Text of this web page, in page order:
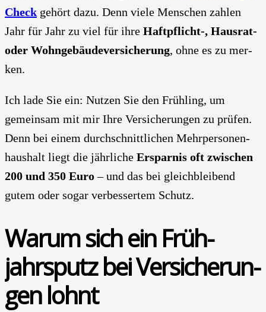
Check gehört dazu. Denn vie­le Men­schen zah­len
Jahr für Jahr zu viel für ihre Haftpflicht‑, Haus­rat-
oder Wohn­ge­bäu­de­ver­si­che­rung, ohne es zu mer­
ken.
Ich lade Sie ein: Nut­zen Sie den Früh­ling, um
gemein­sam mit mir Ihre Ver­si­che­run­gen zu prü­fen.
Denn bei einem durch­schnitt­li­chen Mehr­per­so­nen­
haus­halt liegt die jähr­li­che Erspar­nis oft zwi­schen
200 und 350 Euro– und das bei gleich­blei­bend
gutem oder sogar ver­bes­ser­tem Schutz.
War­um sich ein Früh­
jahrs­putz bei Ver­si­che­run­
gen lohnt